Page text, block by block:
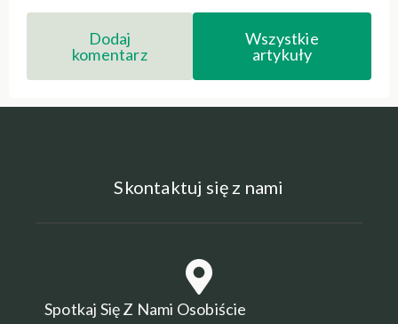
Dodaj
komentarz
Wszystkie
artykuły
Skontaktuj się z nami
Spotkaj Się Z Nami Osobiście